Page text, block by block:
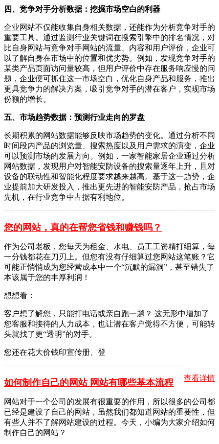
四、竞争对手分析数据：挖掘市场空白的利器
企业网站不仅能收集自身相关数据，还能作为分析竞争对手的
重要工具。通过监测行业关键词在搜索引擎中的排名情况，对
比自身网站与竞争对手网站的流量、内容和用户评价，企业可
以了解自身在市场中的位置和优劣势。例如，发现竞争对手的
某类产品页面访问量较高，但用户评价中存在服务响应慢的问
题，企业便可抓住这一市场空白，优化自身产品和服务，推出
更具竞争力的解决方案，吸引竞争对手的潜在客户，实现市场
份额的增长。
五、市场趋势数据：预测行业走向的罗盘
长期积累的网站数据能够反映市场趋势的变化。通过分析不同
时间段内产品的浏览量、搜索热度以及用户需求的演变，企业
可以预测市场的发展方向。例如，一家智能家居企业通过分析
网站数据，发现用户对智能安防设备的搜索量逐年上升，且对
设备的联动性和智能化程度要求越来越高。基于这一趋势，企
业提前加大研发投入，推出更先进的智能安防产品，抢占市场
先机，在行业竞争中占据有利地位。
您的网站，真的在帮您省钱和赚钱吗？
作为公司老板，您每天为租金、水电、员工工资精打细算，每
一分钱都花在刀刃上。但您有没有仔细算过您网站这笔账？它
可能正悄悄成为您经营成本中一个“沉默的漏洞”，甚至错失了
本该属于您的丰厚利润！
想想看：
客户想了解您，只能打电话或亲自跑一趟？ 这无形中增加了
您客服和接待的人力成本，也让潜在客户觉得不方便，可能转
头就找了更“透明”的对手。
您还在花大价钱印宣传册、登
查看详情
如何制作自己的网站 网站有哪些基本流程
网站对于一个公司的发展有很重要的作用，所以很多的公司都
已经是建设了自己的网站，虽然我们都知道网站的重要性，但
有些人并不了解网站建设的过程。今天，小编为大家介绍如何
制作自己的网站？